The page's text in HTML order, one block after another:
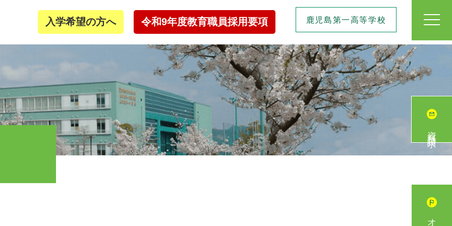
入学希望の方へ 令和9年度教育職員採用要項 鹿児島第一高等学校
資料請求